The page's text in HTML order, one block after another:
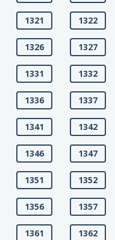
1321 1322
1326 1327
1331 1332
1336 1337
1341 1342
1346 1347
1351 1352
1356 1357
1361 1362